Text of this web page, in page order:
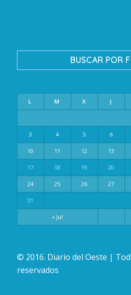
BUSCAR POR
L M X J
« Jul
3 4 5 6
10 11 12 13
17 18 19 20
24 25 26 27
31
© 2016. Diario del Oeste |
reservados